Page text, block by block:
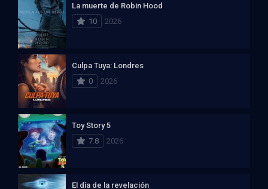
La muerte de Robin Hood
10
2026
Culpa Tuya: Londres
0
2026
Toy Story 5
7.8
2026
El día de la revelación